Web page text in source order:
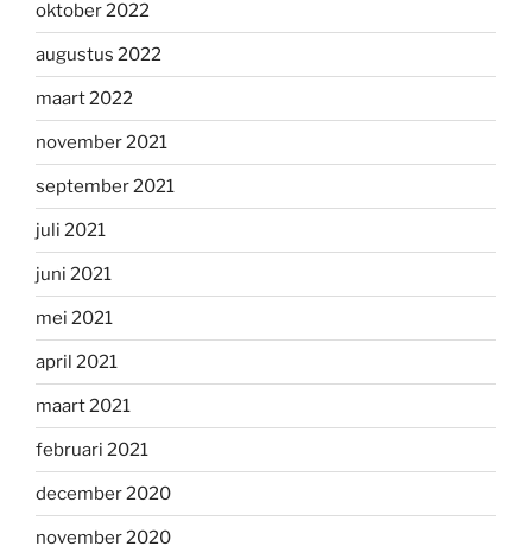
oktober 2022
augustus 2022
maart 2022
november 2021
september 2021
juli 2021
juni 2021
mei 2021
april 2021
maart 2021
februari 2021
december 2020
november 2020